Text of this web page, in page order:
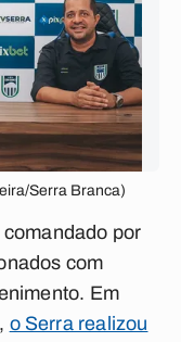
Serra Branca)
por
com
Em
o Serra realizou